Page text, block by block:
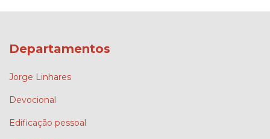
Departamentos
Jorge Linhares
Devocional
Edificação pessoal